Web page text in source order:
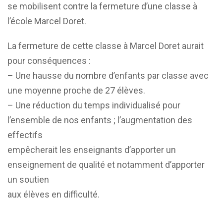
se mobilisent contre la fermeture d’une classe à
l’école Marcel Doret.
La fermeture de cette classe à Marcel Doret aurait
pour conséquences :
– Une hausse du nombre d’enfants par classe avec
une moyenne proche de 27 élèves.
– Une réduction du temps individualisé pour
l’ensemble de nos enfants ; l’augmentation des
effectifs
empêcherait les enseignants d’apporter un
enseignement de qualité et notamment d’apporter
un soutien
aux élèves en difficulté.